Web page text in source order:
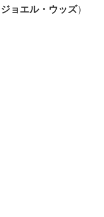
ジョエル・ウッズ）